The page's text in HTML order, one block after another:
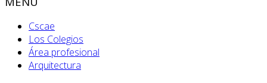
Cscae
Los Colegios
Área profesional
Arquitectura